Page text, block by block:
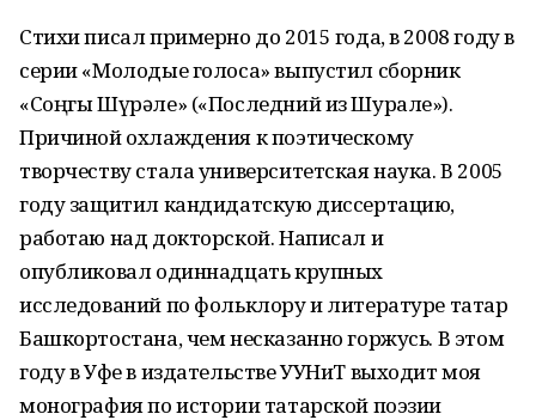
Стихи писал примерно до 2015 года, в 2008 году в
серии «Молодые голоса» выпустил сборник
«Соңгы Шүрәле» («Последний из Шурале»).
Причиной охлаждения к поэтическому
творчеству стала университетская наука. В 2005
году защитил кандидатскую диссертацию,
работаю над докторской. Написал и
опубликовал одиннадцать крупных
исследований по фольклору и литературе татар
Башкортостана, чем несказанно горжусь. В этом
году в Уфе в издательстве УУНиТ выходит моя
монография по истории татарской поэзии